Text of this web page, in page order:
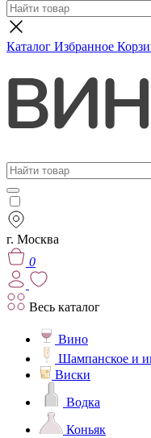
Каталог Избранное
г. Москва
0
Весь каталог
Вино
Шампанское и
Виски
Водка
Коньяк